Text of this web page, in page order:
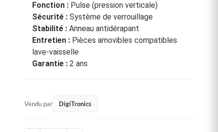
Fonction : Pulse (pression verticale)
Sécurité : Système de verrouillage
Stabilité : Anneau antidérapant
Entretien : Pièces amovibles compatibles
lave-vaisselle
Garantie : 2 ans
Vendu par DigiTronics